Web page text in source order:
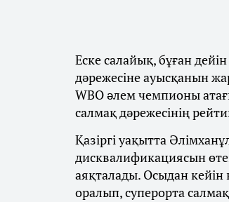
Еске салайық, бұған
дәрежесіне ауысқанын
WBO әлем чемпионы
салмақ дәрежесінің
Қазіргі уақытта
дисквалификациясын
аяқталады. Осыдан
оралып, суперорта